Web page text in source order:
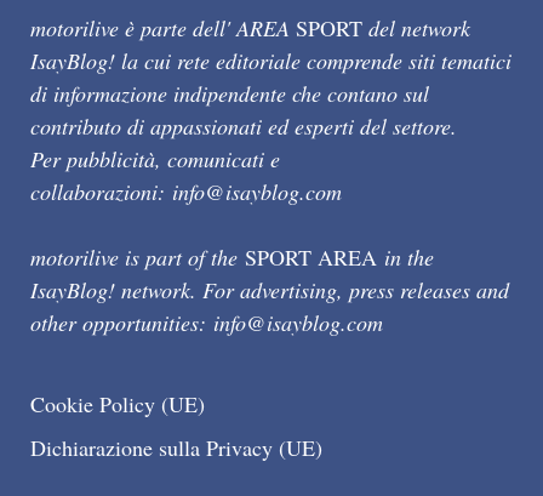
motorilive è parte dell' AREA SPORT del network
IsayBlog! la cui rete editoriale comprende siti tematici
di informazione indipendente che contano sul
contributo di appassionati ed esperti del settore.
Per pubblicità, comunicati e
collaborazioni: info@isayblog.com
motorilive is part of the SPORT AREA in the
IsayBlog! network. For advertising, press releases and
other opportunities: info@isayblog.com
Cookie Policy (UE)
Dichiarazione sulla Privacy (UE)